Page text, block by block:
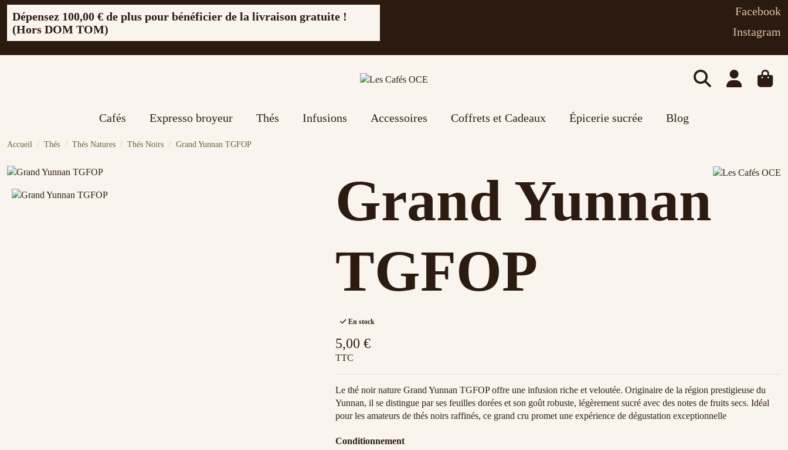
Dépensez 100,00 € de plus pour bénéficier de la livraison gratuite !
(Hors DOM TOM)
Facebook
Instagram
Cafés Expresso broyeur Thés Infusions Accessoires Coffrets et Cadeaux Épicerie sucrée Blog
Accueil Thés Thés Natures Thés Noirs Grand Yunnan TGFOP
Grand Yunnan
TGFOP
En stock
5,00 €
TTC
Le thé noir nature Grand Yunnan TGFOP offre une infusion riche et veloutée. Originaire de la région prestigieuse du
Yunnan, il se distingue par ses feuilles dorées et son goût robuste, légèrement sucré avec des notes de fruits secs. Idéal
pour les amateurs de thés noirs raffinés, ce grand cru promet une expérience de dégustation exceptionnelle
Conditionnement